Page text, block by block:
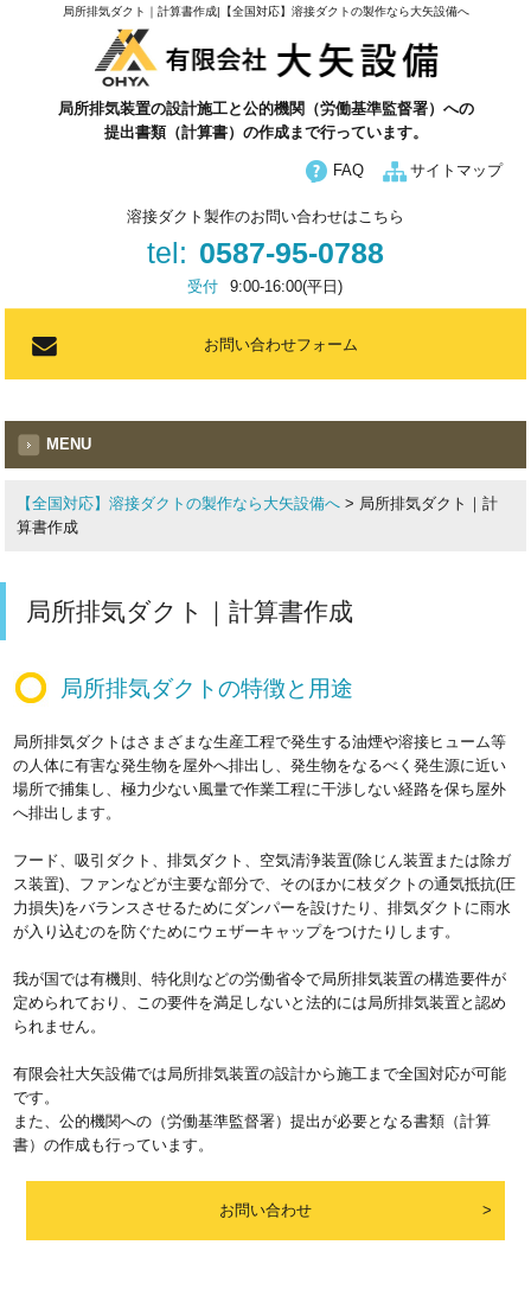
局所排気ダクト｜計算書作成|【全国対応】溶接ダクトの製作なら大矢設備へ
局所排気装置の設計施工と公的機関（労働基準監督署）への
提出書類（計算書）の作成まで行っています。
FAQ サイトマップ
溶接ダクト製作のお問い合わせはこちら
tel: 0587-95-0788
受付 9:00-16:00(平日)
お問い合わせフォーム
MENU
【全国対応】溶接ダクトの製作なら大矢設備へ > 局所排気ダクト｜計
算書作成
局所排気ダクト｜計算書作成
局所排気ダクトの特徴と用途
局所排気ダクトはさまざまな生産工程で発生する油煙や溶接ヒューム等
の人体に有害な発生物を屋外へ排出し、発生物をなるべく発生源に近い
場所で捕集し、極力少ない風量で作業工程に干渉しない経路を保ち屋外
へ排出します。
フード、吸引ダクト、排気ダクト、空気清浄装置(除じん装置または除ガ
ス装置)、ファンなどが主要な部分で、そのほかに枝ダクトの通気抵抗(圧
力損失)をバランスさせるためにダンパーを設けたり、排気ダクトに雨水
が入り込むのを防ぐためにウェザーキャップをつけたりします。
我が国では有機則、特化則などの労働省令で局所排気装置の構造要件が
定められており、この要件を満足しないと法的には局所排気装置と認め
られません。
有限会社大矢設備では局所排気装置の設計から施工まで全国対応が可能
です。
また、公的機関への（労働基準監督署）提出が必要となる書類（計算
書）の作成も行っています。
お問い合わせ